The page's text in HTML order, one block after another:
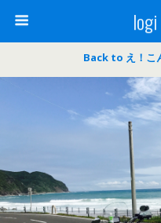
Back to え！こ